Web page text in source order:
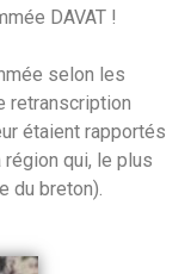
DAVAT !
selon les
retranscription
étaient rapportés
qui, le plus
du breton).